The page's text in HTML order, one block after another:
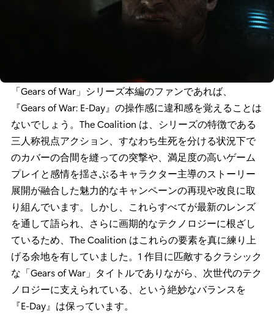
「Gears of War」シリーズ本編のファンであれば、
『Gears of War: E-Day』の操作感に違和感を覚えることは
ないでしょう。The Coalition は、シリーズの特徴である
三人称視点アクション、すなわち生死を分ける状況下で
のカバーの合間を縫っての突撃や、満足度の高いゲーム
プレイと感情を揺さぶるキャラクター主導のストーリー
展開が融合した魅力的なキャンペーンの再現や改良に取
り組んでいます。しかし、これらすべてが最新のレンズ
を通して語られ、さらに画期的なテクノロジーに根ざし
ているため、The Coalition はこれらの要素を真に練り上
げる余地を有していました。1 作目に匹敵するクラシック
な「Gears of War」タイトルでありながら、次世代のテク
ノロジーに支えられている、という絶妙なバランスを
『E-Day』は保っています。